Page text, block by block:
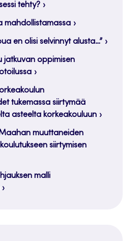
tehty?
mahdollistamassa
en olisi selvinnyt alusta…”
jatkuvan oppimisen
tukemassa siirtymää
asteelta korkeakouluun
muuttaneiden
siirtymisen
malli